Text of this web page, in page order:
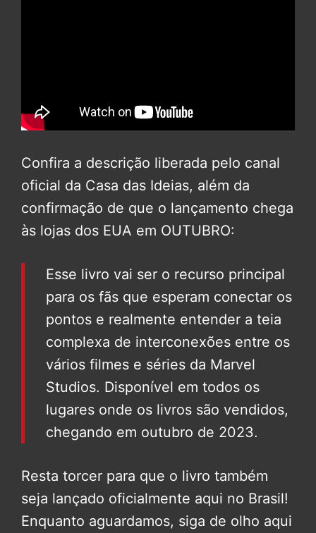
Confira a descrição liberada pelo canal
oficial da Casa das Ideias, além da
confirmação de que o lançamento chega
às lojas dos EUA em OUTUBRO:
Esse livro vai ser o recurso principal
para os fãs que esperam conectar os
pontos e realmente entender a teia
complexa de interconexões entre os
vários filmes e séries da Marvel
Studios. Disponível em todos os
lugares onde os livros são vendidos,
chegando em outubro de 2023.
Resta torcer para que o livro também
seja lançado oficialmente aqui no Brasil!
Enquanto aguardamos, siga de olho aqui